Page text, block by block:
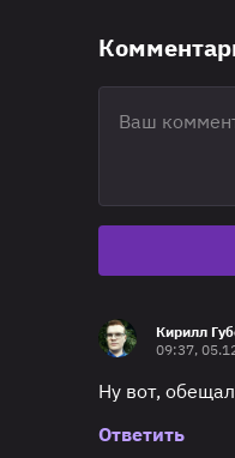
Кирилл
09:37,
Ну вот,
Ответить